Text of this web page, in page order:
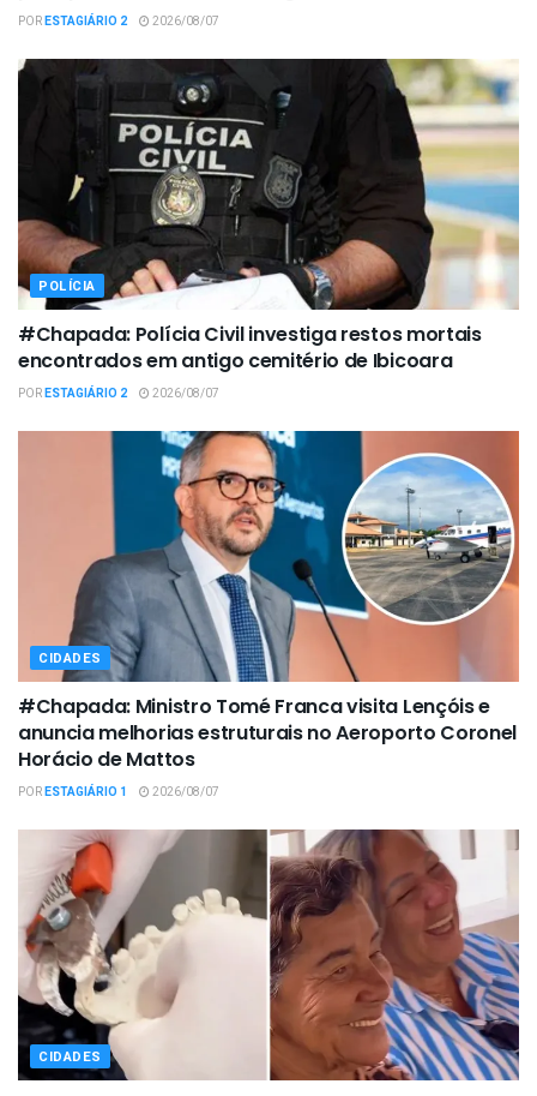
PORESTAGIÁRIO 2 2026/08/07
POLÍCIA
#Chapada: Polícia Civil investiga restos mortais
encontrados em antigo cemitério de Ibicoara
PORESTAGIÁRIO 2 2026/08/07
CIDADES
#Chapada: Ministro Tomé Franca visita Lençóis e
anuncia melhorias estruturais no Aeroporto Coronel
Horácio de Mattos
PORESTAGIÁRIO 1 2026/08/07
CIDADES